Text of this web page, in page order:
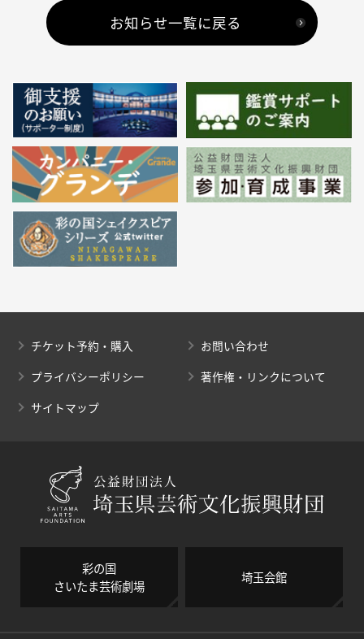
お知らせ一覧に戻る
チケット予約・購入
お問い合わせ
プライバシーポリシー
著作権・リンクについて
サイトマップ
彩の国
さいたま芸術劇場
埼玉会館